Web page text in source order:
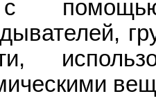
помощью